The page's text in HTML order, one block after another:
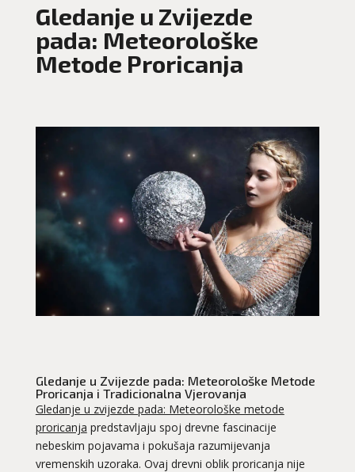
Gledanje u Zvijezde
pada: Meteorološke
Metode Proricanja
Gledanje u Zvijezde pada: Meteorološke Metode
Proricanja i Tradicionalna Vjerovanja
Gledanje u zvijezde pada: Meteorološke metode
proricanja predstavljaju spoj drevne fascinacije
nebeskim pojavama i pokušaja razumijevanja
vremenskih uzoraka. Ovaj drevni oblik proricanja nije